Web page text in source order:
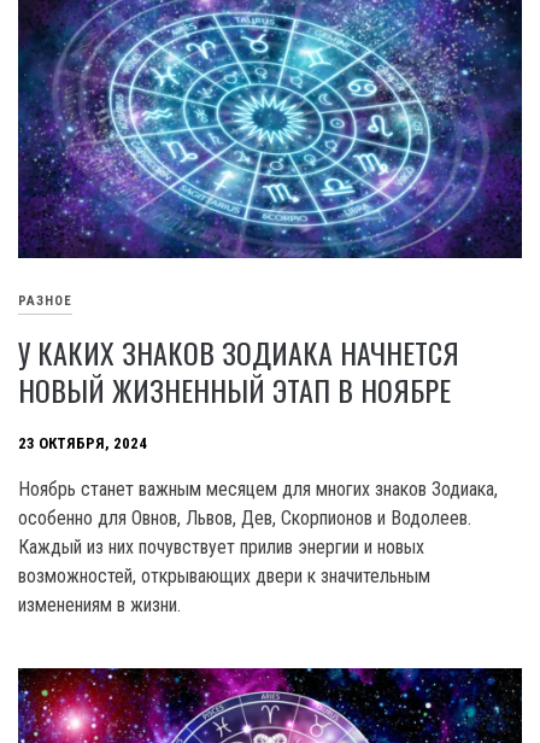
РАЗНОЕ
У КАКИХ ЗНАКОВ ЗОДИАКА НАЧНЕТСЯ
НОВЫЙ ЖИЗНЕННЫЙ ЭТАП В НОЯБРЕ
23 ОКТЯБРЯ, 2024
Ноябрь станет важным месяцем для многих знаков Зодиака,
особенно для Овнов, Львов, Дев, Скорпионов и Водолеев.
Каждый из них почувствует прилив энергии и новых
возможностей, открывающих двери к значительным
изменениям в жизни.